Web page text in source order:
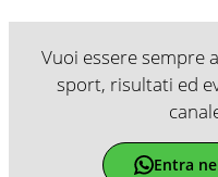
Vuoi essere sempre
sport, risultati ed
Entra